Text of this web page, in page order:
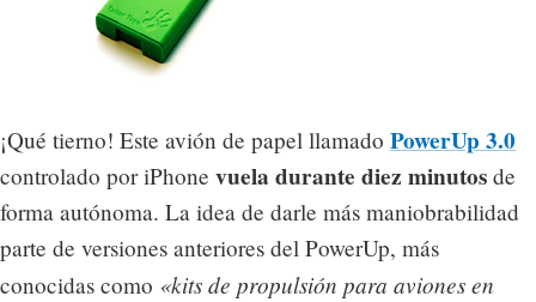
¡Qué tierno! Este avión de papel llamado PowerUp 3.0
controlado por iPhone vuela durante diez minutos de
forma autónoma. La idea de darle más maniobrabilidad
parte de versiones anteriores del PowerUp, más
conocidas como «kits de propulsión para aviones en